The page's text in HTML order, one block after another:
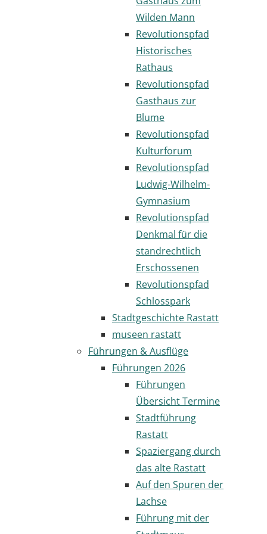
Wilden Mann
Revolutionspfad
Historisches
Rathaus
Revolutionspfad
Gasthaus zur
Blume
Revolutionspfad
Kulturforum
Revolutionspfad
Ludwig-Wilhelm-
Gymnasium
Revolutionspfad
Denkmal für die
standrechtlich
Erschossenen
Revolutionspfad
Schlosspark
Stadtgeschichte Rastatt
museen rastatt
Führungen & Ausflüge
Führungen 2026
Führungen
Übersicht Termine
Stadtführung
Rastatt
Spaziergang durch
das alte Rastatt
Auf den Spuren der
Lachse
Führung mit der